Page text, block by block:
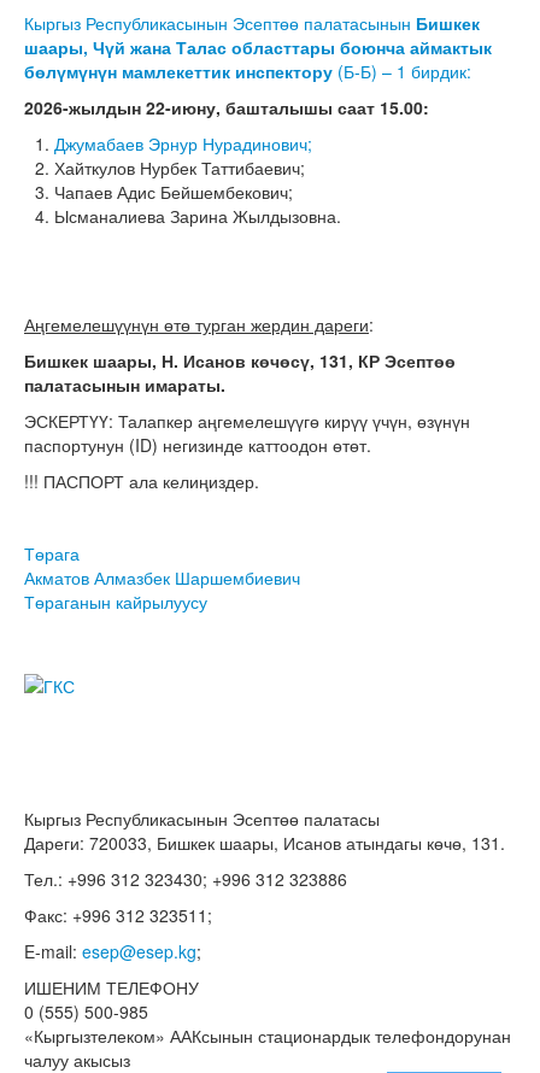
Кыргыз Республикасынын Эсептөө палатасынын Бишкек
шаары, Чүй жана Талас областтары боюнча аймактык
бөлүмүнүн мамлекеттик инспектору (Б-Б) – 1 бирдик:
2026-жылдын 22-июну, башталышы саат 15.00:
Джумабаев Эрнур Нурадинович;
Хайткулов Нурбек Таттибаевич;
Чапаев Адис Бейшембекович;
Ысманалиева Зарина Жылдызовна.
Аңгемелешүүнүн өтө турган жердин дареги:
Бишкек шаары, Н. Исанов көчөсү, 131, КР Эсептөө
палатасынын имараты.
ЭСКЕРТҮҮ: Талапкер аңгемелешүүгө кирүү үчүн, өзүнүн
паспортунун (ID) негизинде каттоодон өтөт.
!!! ПАСПОРТ ала келиңиздер.
Төрага
Акматов Алмазбек Шаршембиевич
Төраганын кайрылуусу
Кыргыз Республикасынын Эсептөө палатасы
Дареги: 720033, Бишкек шаары, Исанов атындагы көчө, 131.
Тел.: +996 312 323430; +996 312 323886
Факс: +996 312 323511;
E-mail: esep@esep.kg;
ИШЕНИМ ТЕЛЕФОНУ
0 (555) 500-985
«Кыргызтелеком» ААКсынын стационардык телефондорунан
чалуу акысыз